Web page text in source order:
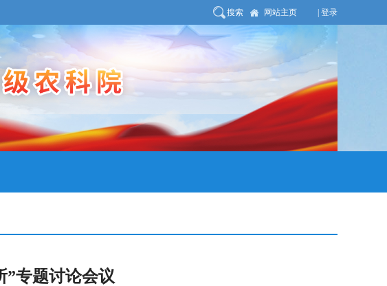
搜索 网站主页 | 登录
”专题讨论会议